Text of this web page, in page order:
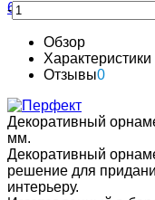
-
Обзор
Характеристики
Отзывы0
Декоративный
мм.
Декоративный
решение для
интерьеру.